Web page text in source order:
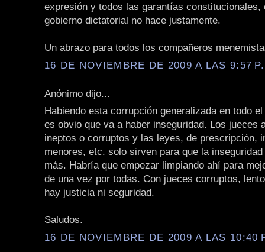
expresión y todos las garantías constitucionales,
gobierno dictatorial no hace justamente.
Un abrazo para todos los compañeros
16 DE NOVIEMBRE DE 2009 A LAS 9:57
Anónimo dijo...
Habiendo esta corrupción generalizada en todo
es obvio que va a haber inseguridad. Los jueces
ineptos o corruptos y las leyes, de prescripción,
menores, etc. solo sirven para que la
más. Habría que empezar limpiando ahí para
de una vez por todas. Con jueces corruptos,
hay justicia ni seguridad.
Saludos.
16 DE NOVIEMBRE DE 2009 A LAS 10:40